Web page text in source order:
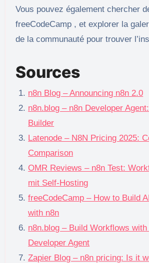
Vous pouvez également chercher
freeCodeCamp , et explorer la
de la communauté pour trouver
Sources
n8n Blog – Announcing n8n 2.0
n8n.blog – n8n Developer
Builder
Latenode – N8N Pricing 2025:
Comparison
OMR Reviews – n8n Test:
mit Self-Hosting
freeCodeCamp – How to Build
with n8n
n8n.blog – Build Workflows with
Developer Agent
Zapier Blog – n8n pricing: Is it